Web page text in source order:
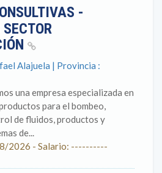
-
Alajuela | Provincia :
una empresa especializada en
para el bombeo,
de fluidos, productos y
de...
2026 - Salario: ----------